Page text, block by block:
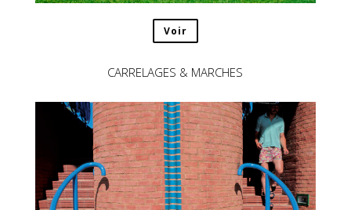
Voir
CARRELAGES & MARCHES